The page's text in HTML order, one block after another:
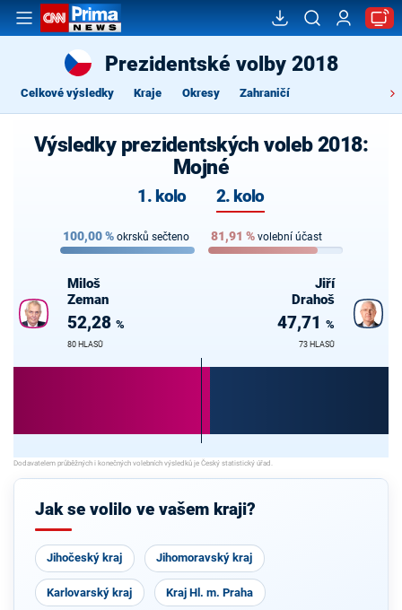
Prezidentské volby 2018
Celkové výsledky Kraje Okresy Zahraničí
Výsledky prezidentských voleb 2018:
Mojné
1. kolo 2. kolo
100,00% okrsků sečteno 81,91 % volební účast
Miloš
Zeman
52,28 %
80 HLASŮ
Jiří
Drahoš
47,71 %
73 HLASŮ
Jak se volilo ve vašem kraji?
Jihočeský kraj Jihomoravský kraj
Karlovarský kraj Kraj Hl. m. Praha